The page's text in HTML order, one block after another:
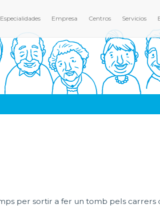
Especialidades Empresa Centros Servicios
per sortir a fer un tomb pels carrers